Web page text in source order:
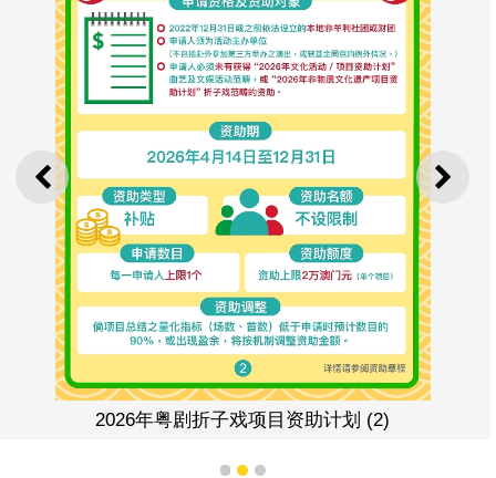
上一则 下一
2026年粤剧折子戏项目资助计划 (2)